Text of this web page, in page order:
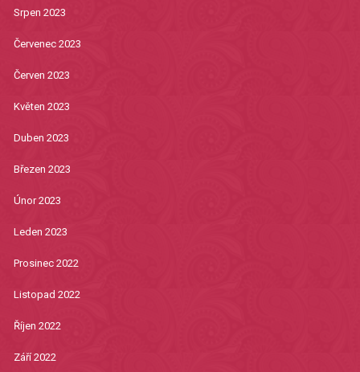
Srpen 2023
Červenec 2023
Červen 2023
Květen 2023
Duben 2023
Březen 2023
Únor 2023
Leden 2023
Prosinec 2022
Listopad 2022
Říjen 2022
Září 2022